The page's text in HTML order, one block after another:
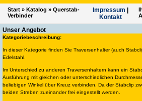
Start » Katalog » Querstab-
Verbinder
Impres­sum
Kontakt
Unser Angebot
Kategoriebeschreibung:
In dieser Kategorie finden Sie Traversenhalter (auch
Edelstahl.
Im Unterschied zu anderen Traversenhaltern kann ein
Ausführung mit gleichen oder unterschiedlichen
beliebigen Winkel über Kreuz verbinden. Da der Stabclip
beiden Streben zueinander frei eingestellt werden.